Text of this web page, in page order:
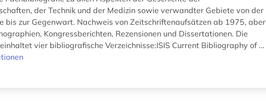
der Technik und der Medizin sowie verwandter Gebiete von der
bis zur Gegenwart. Nachweis von Zeitschriftenaufsätzen ab 1975, aber
Kongressberichten, Rezensionen und Dissertationen. Die
vier bibliografische Verzeichnisse:ISIS Current Bibliography of ...